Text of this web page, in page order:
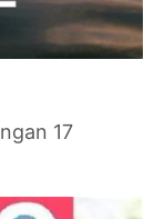
17